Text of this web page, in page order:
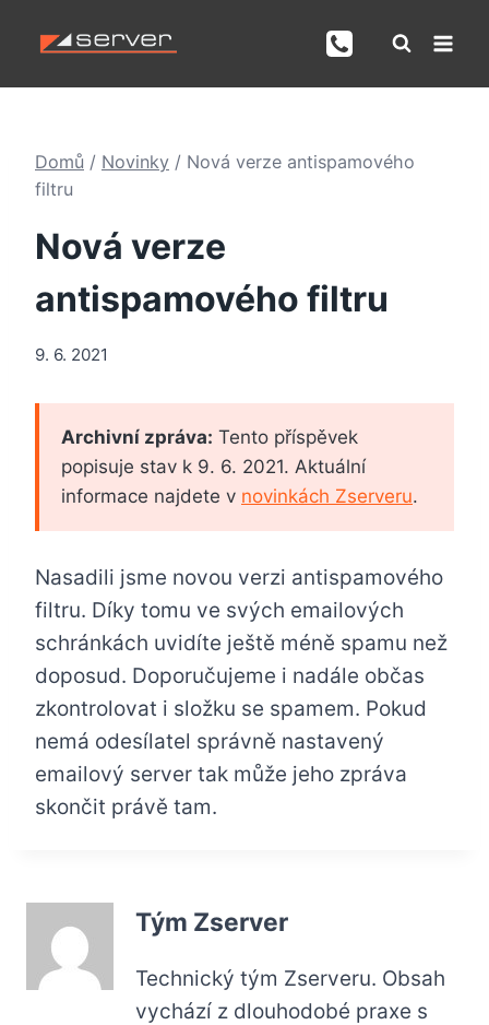
Domů / Novinky / Nová verze antispamového
filtru
Nová verze
antispamového filtru
9. 6. 2021
Archivní zpráva: Tento příspěvek
popisuje stav k 9. 6. 2021. Aktuální
informace najdete v novinkách Zserveru.
Nasadili jsme novou verzi antispamového
filtru. Díky tomu ve svých emailových
schránkách uvidíte ještě méně spamu než
doposud. Doporučujeme i nadále občas
zkontrolovat i složku se spamem. Pokud
nemá odesílatel správně nastavený
emailový server tak může jeho zpráva
skončit právě tam.
Tým Zserver
Technický tým Zserveru. Obsah
vychází z dlouhodobé praxe s